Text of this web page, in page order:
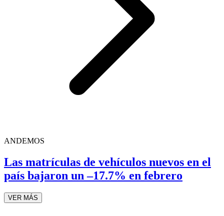
ANDEMOS
Las matrículas de vehículos nuevos en el
país bajaron un –17.7% en febrero
VER MÁS